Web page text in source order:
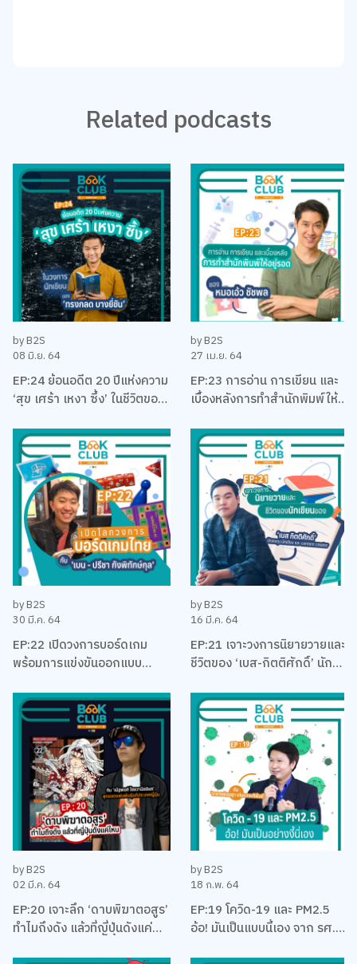
Related podcasts
by B2S
08 มิ.ย. 64
EP:24 ย้อนอดีต 20 ปีแห่งความ
‘สุข เศร้า เหงา ซึ้ง’ ในชีวิตของ
‘ทรงกลด บางยี่ขัน’
by B2S
27 เม.ย. 64
EP:23 การอ่าน การเขียน และ
เบื้องหลังการทำสำนักพิมพ์ให้
แนะนำ กับหมอเอ้ว ชัชพล
by B2S
30 มี.ค. 64
EP:22 เปิดวงการบอร์ดเกม
พร้อมการแข่งขันออกแบบ
ประเทศไทยกับ เบน – ปรีชา กัง
พิทักษ์กุล
by B2S
16 มี.ค. 64
EP:21 เจาะวงการนิยายวายและ
ชีวิตของ ‘เบส-กิตติศักดิ์’ นัก
บริหาร
by B2S
02 มี.ค. 64
EP:20 เจาะลึก ‘ดาบพิฆาตอสูร’
ทำไมถึงดัง แล้วที่ญี่ปุ่นดังแค่
by B2S
18 ก.พ. 64
EP:19 โควิด-19 และ PM2.5
อ้อ! มันเป็นแบบนี้เอง จาก รศ.